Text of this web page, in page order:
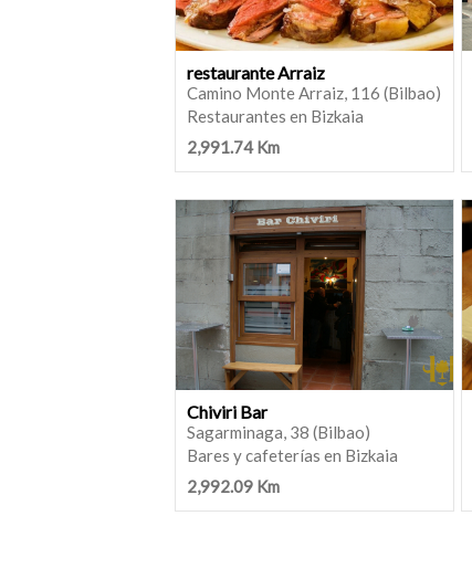
restaurante Arraiz
Camino Monte Arraiz, 116 (Bilbao)
Restaurantes en Bizkaia
2,991.74 Km
Chiviri Bar
Sagarminaga, 38 (Bilbao)
Bares y cafeterías en Bizkaia
2,992.09 Km